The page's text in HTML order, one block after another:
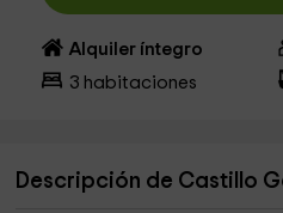
Alquiler íntegro
3 habitaciones
Descripción de Castillo